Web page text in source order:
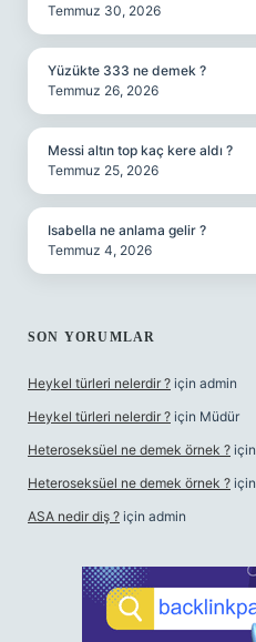
Temmuz 30, 2026
Yüzükte 333 ne demek ?
Temmuz 26, 2026
Messi altın top kaç kere aldı ?
Temmuz 25, 2026
Isabella ne anlama gelir ?
Temmuz 4, 2026
SON YORUMLAR
Heykel türleri nelerdir ? için admin
Heykel türleri nelerdir ? için Müdür
Heteroseksüel ne demek örnek ? için
Heteroseksüel ne demek örnek ? için
ASA nedir diş ? için admin